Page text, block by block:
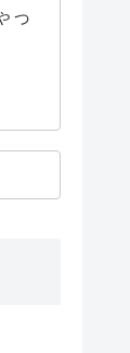
っ